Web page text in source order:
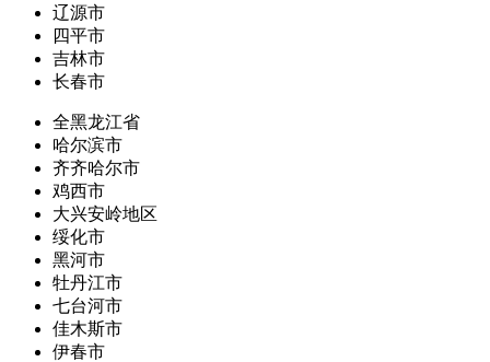
辽源市
四平市
吉林市
长春市
全黑龙江省
哈尔滨市
齐齐哈尔市
鸡西市
大兴安岭地区
绥化市
黑河市
牡丹江市
七台河市
佳木斯市
伊春市